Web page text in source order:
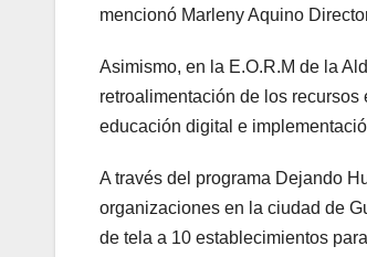
mencionó Marleny Aquino
Asimismo, en la E.O.R.M de la
retroalimentación de los
educación digital e
A través del programa Dejando
organizaciones en la ciudad de
de tela a 10 establecimientos